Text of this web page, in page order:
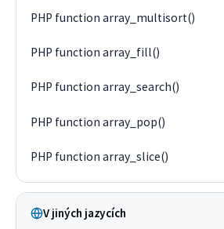
PHP function array_multisort()
PHP function array_fill()
PHP function array_search()
PHP function array_pop()
PHP function array_slice()
V jiných jazycích